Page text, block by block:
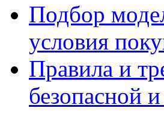
Подбор
условия
Правила и
безопасной